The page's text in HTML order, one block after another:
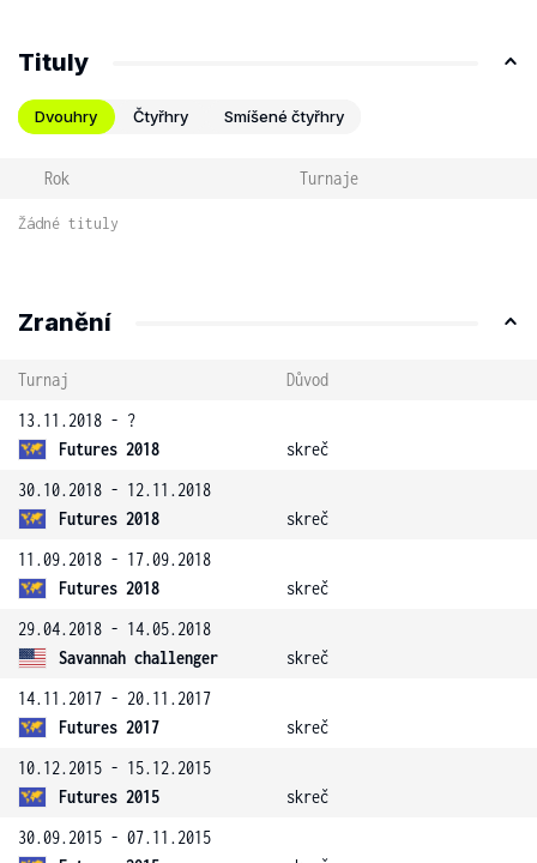
Tituly
Dvouhry Čtyřhry Smíšené čtyřhry
Rok Turnaje
Žádné tituly
Zranění
Turnaj
Důvod
13.11.2018 - ?
Futures 2018
skreč
30.10.2018 - 12.11.2018
Futures 2018
skreč
11.09.2018 - 17.09.2018
Futures 2018
skreč
29.04.2018 - 14.05.2018
Savannah challenger
skreč
14.11.2017 - 20.11.2017
Futures 2017
skreč
10.12.2015 - 15.12.2015
Futures 2015
skreč
30.09.2015 - 07.11.2015